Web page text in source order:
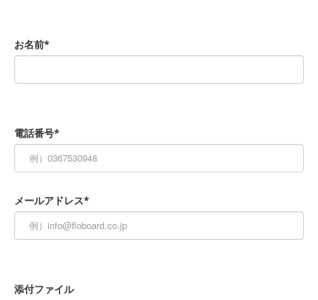
お名前*
電話番号*
メールアドレス*
添付ファイル